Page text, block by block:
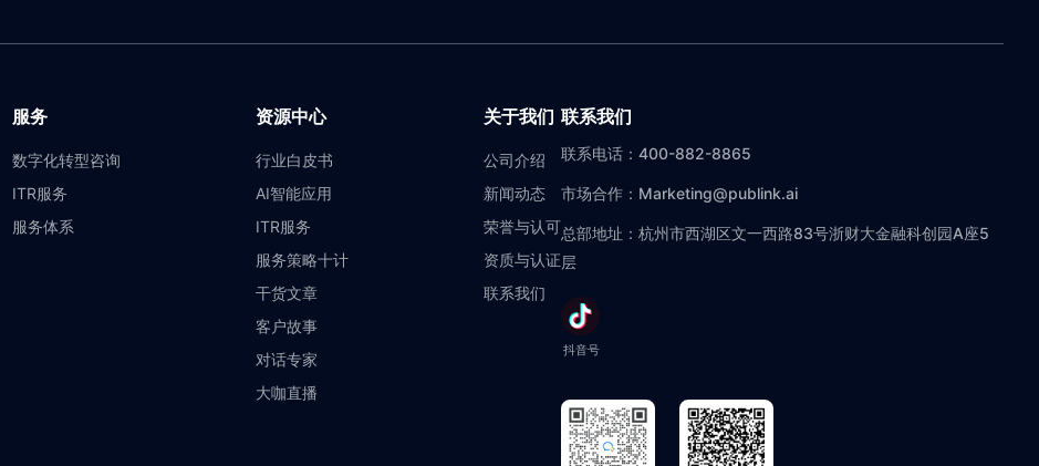
服务
数字化转型咨询
ITR服务
服务体系
资源中心
行业白皮书
AI智能应用
ITR服务
服务策略十计
干货文章
客户故事
对话专家
大咖直播
关于我们
公司介绍
新闻动态
荣誉与认可
资质与认证
联系我们
联系我们
联系电话：400-882-8865
市场合作：Marketing@publink.ai
总部地址：杭州市西湖区文一西路83号浙财大金融科创园A座5
层
抖音号